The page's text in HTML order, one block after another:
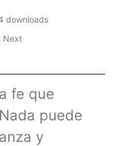
downloads
Next
fe que
puede
y